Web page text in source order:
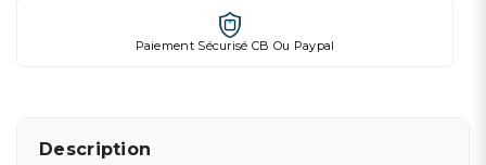
Paiement Sécurisé CB Ou Paypal
Description